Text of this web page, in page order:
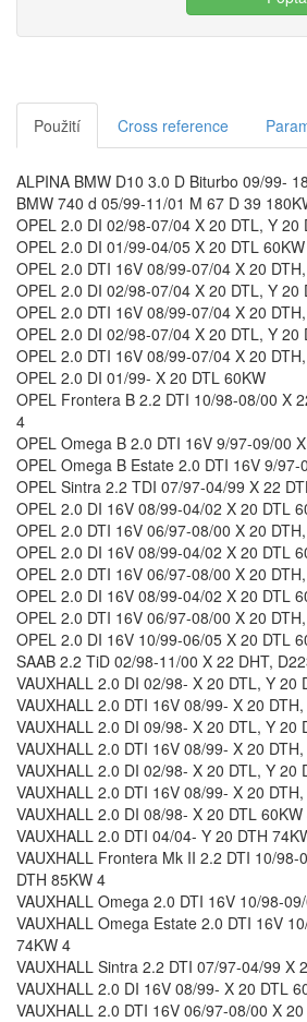
Použití Cross reference
ALPINA BMW D10 3.0 D Biturbo 09/99-
BMW 740 d 05/99-11/01 M 67 D 39
OPEL 2.0 DI 02/98-07/04 X 20 DTL, Y 20
OPEL 2.0 DI 01/99-04/05 X 20 DTL
OPEL 2.0 DTI 16V 08/99-07/04 X 20
OPEL 2.0 DI 02/98-07/04 X 20 DTL, Y 20
OPEL 2.0 DTI 16V 08/99-07/04 X 20
OPEL 2.0 DI 02/98-07/04 X 20 DTL, Y 20
OPEL 2.0 DTI 16V 08/99-07/04 X 20
OPEL 2.0 DI 01/99- X 20 DTL 60KW
OPEL Frontera B 2.2 DTI 10/98-08/00 X
4
OPEL Omega B 2.0 DTI 16V 9/97-09/00
OPEL Omega B Estate 2.0 DTI 16V 9/
OPEL Sintra 2.2 TDI 07/97-04/99 X 22
OPEL 2.0 DI 16V 08/99-04/02 X 20 DTL
OPEL 2.0 DTI 16V 06/97-08/00 X 20
OPEL 2.0 DI 16V 08/99-04/02 X 20 DTL
OPEL 2.0 DTI 16V 06/97-08/00 X 20
OPEL 2.0 DI 16V 08/99-04/02 X 20 DTL
OPEL 2.0 DTI 16V 06/97-08/00 X 20
OPEL 2.0 DI 16V 10/99-06/05 X 20 DTL
SAAB 2.2 TiD 02/98-11/00 X 22 DHT,
VAUXHALL 2.0 DI 02/98- X 20 DTL, Y 20
VAUXHALL 2.0 DTI 16V 08/99- X 20
VAUXHALL 2.0 DI 09/98- X 20 DTL, Y 20
VAUXHALL 2.0 DTI 16V 08/99- X 20
VAUXHALL 2.0 DI 02/98- X 20 DTL, Y 20
VAUXHALL 2.0 DTI 16V 08/99- X 20
VAUXHALL 2.0 DI 08/98- X 20 DTL 60KW
VAUXHALL 2.0 DTI 04/04- Y 20 DTH
VAUXHALL Frontera Mk II 2.2 DTI 10/98-
DTH 85KW 4
VAUXHALL Omega 2.0 DTI 16V 10/98-
VAUXHALL Omega Estate 2.0 DTI 16V
74KW 4
VAUXHALL Sintra 2.2 DTI 07/97-04/99 X
VAUXHALL 2.0 DI 16V 08/99- X 20 DTL
VAUXHALL 2.0 DTI 16V 06/97-08/00 X